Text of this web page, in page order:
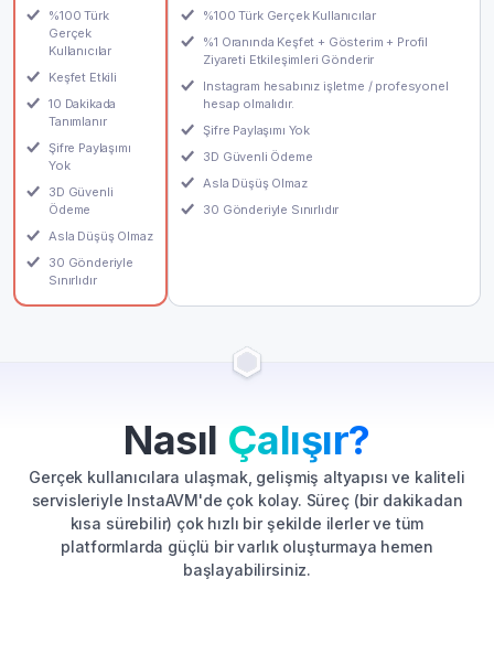
%100 Türk
Gerçek
Kullanıcılar
Keşfet Etkili
10 Dakikada
Tanımlanır
Şifre Paylaşımı
Yok
3D Güvenli
Ödeme
Asla Düşüş Olmaz
30 Gönderiyle
Sınırlıdır
%100 Türk Gerçek Kullanıcılar
%1 Oranında Keşfet + Gösterim + Profil
Ziyareti Etkileşimleri Gönderir
Instagram hesabınız işletme / profesyonel
hesap olmalıdır.
Şifre Paylaşımı Yok
3D Güvenli Ödeme
Asla Düşüş Olmaz
30 Gönderiyle Sınırlıdır
Nasıl Çalışır?
Gerçek kullanıcılara ulaşmak, gelişmiş altyapısı ve kaliteli
servisleriyle InstaAVM'de çok kolay. Süreç (bir dakikadan
kısa sürebilir) çok hızlı bir şekilde ilerler ve tüm
platformlarda güçlü bir varlık oluşturmaya hemen
başlayabilirsiniz.